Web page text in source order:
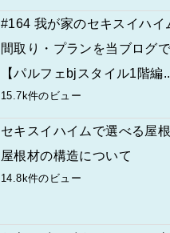
#164 我が家のセキスイハイ
間取り・プランを当ブログで
【パルフェbjスタイル1階編
15.7k件のビュー
セキスイハイムで選べる屋
屋根材の構造について
14.8k件のビュー